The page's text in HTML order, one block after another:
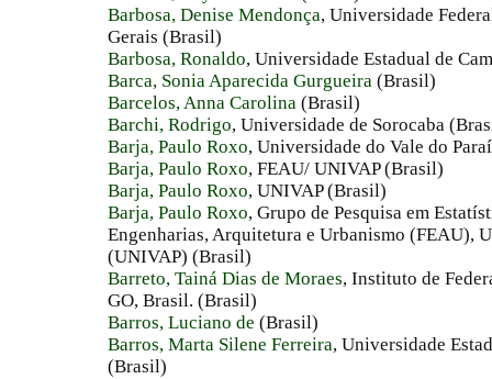
Barbosa, Denise Mendonça, Universidade
Gerais (Brasil)
Barbosa, Ronaldo, Universidade Estadual de
Barca, Sonia Aparecida Gurgueira (Brasil)
Barcelos, Anna Carolina (Brasil)
Barchi, Rodrigo, Universidade de Sorocaba
Barja, Paulo Roxo, Universidade do Vale do
Barja, Paulo Roxo, FEAU/ UNIVAP (Brasil)
Barja, Paulo Roxo, UNIVAP (Brasil)
Barja, Paulo Roxo, Grupo de Pesquisa em
Engenharias, Arquitetura e Urbanismo (FEAU),
(UNIVAP) (Brasil)
Barreto, Tainá Dias de Moraes, Instituto de
GO, Brasil. (Brasil)
Barros, Luciano de (Brasil)
Barros, Marta Silene Ferreira, Universidade
(Brasil)